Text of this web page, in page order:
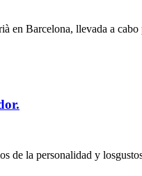
en Barcelona, llevada a
de la personalidad y